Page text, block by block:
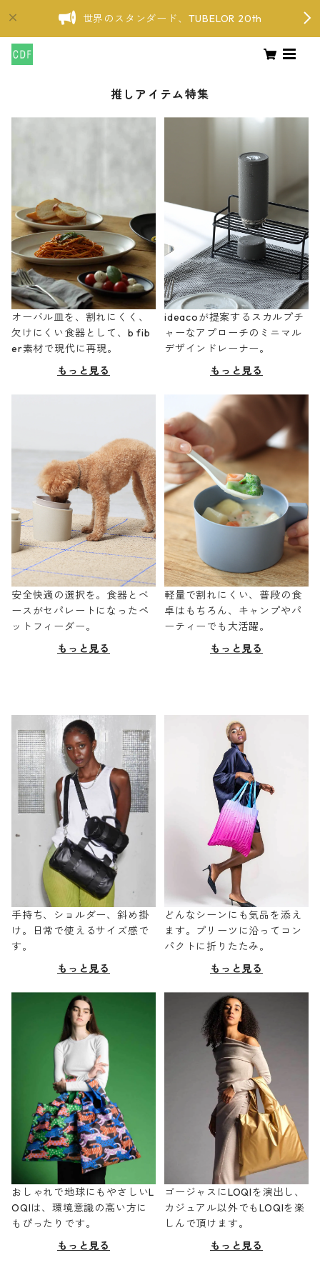
世界のスタンダード、TUBELOR 20th
推しアイテム特集
オーバル皿を、割れにくく、
欠けにくい食器として、b fib
er素材で現代に再現。
もっと見る
ideacoが提案するスカルプチ
ャーなアプローチのミニマル
デザインドレーナー。
もっと見る
安全快適の選択を。食器とベ
ースがセパレートになったペ
ットフィーダー。
もっと見る
軽量で割れにくい、普段の食
卓はもちろん、キャンプやパ
ーティーでも大活躍。
もっと見る
手持ち、ショルダー、斜め掛
け。日常で使えるサイズ感で
す。
もっと見る
どんなシーンにも気品を添え
ます。プリーツに沿ってコン
パクトに折りたたみ。
もっと見る
おしゃれで地球にもやさしいL
OQIは、環境意識の高い方に
もぴったりです。
もっと見る
ゴージャスにLOQIを演出し、
カジュアル以外でもLOQIを楽
しんで頂けます。
もっと見る